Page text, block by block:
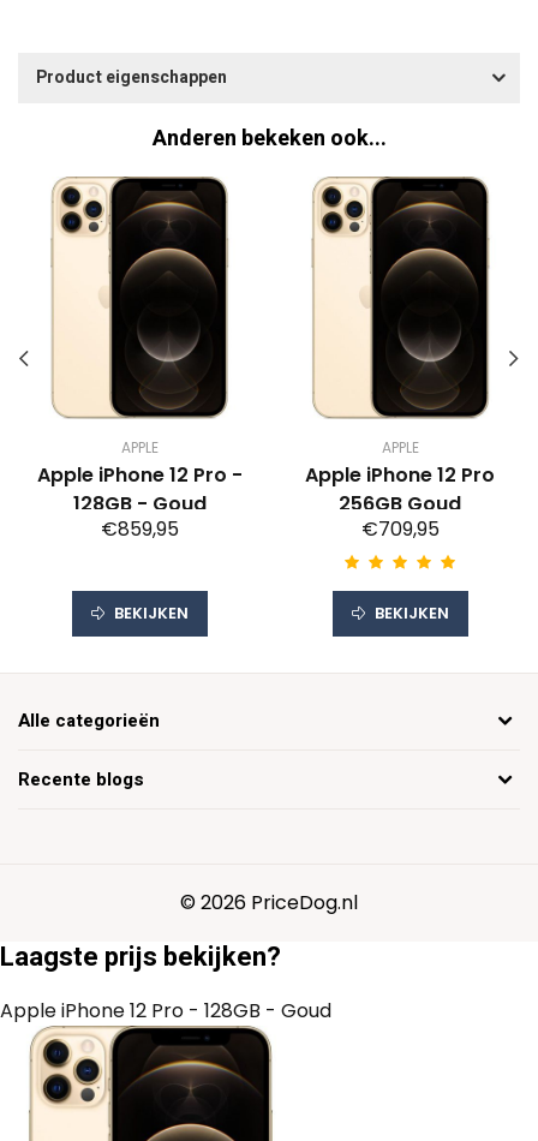
Product eigenschappen
Anderen bekeken ook...
APPLE
Apple iPhone 12 Pro -
128GB - Goud
€859,95
BEKIJKEN
APPLE
Apple iPhone 12 Pro
256GB Goud
€709,95
BEKIJKEN
Recente blogs
Alle categorieën
© 2026 PriceDog.nl
Laagste prijs bekijken?
Apple iPhone 12 Pro - 128GB - Goud